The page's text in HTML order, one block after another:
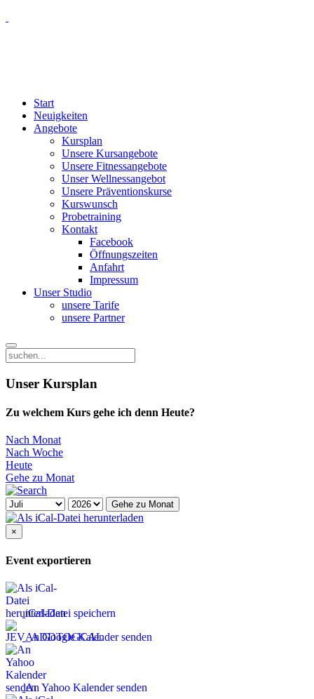
Start
Neuigkeiten
Angebote
Kursplan
Unsere Kursangebote
Unsere Fitnessangebote
Unser Wellnessangebot
Unsere Präventionskurse
Kurswunsch
Probetraining
Kontakt
Facebook
Öffnungszeiten
Anfahrt
Impressum
Unser Studio
unsere Tarife
unsere Partner
Unser Kursplan
Zu welchem Kurs gehe ich denn Heute?
Nach Monat
Nach Woche
Heute
Gehe zu Monat
Gehe zu Monat
×
Event exportieren
iCal-Datei speichern
An Google Kalender senden
An Yahoo Kalender senden